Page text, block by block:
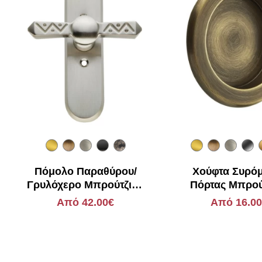
Πόμολο Παραθύρου/
Γρυλόχερο Μπρούτζινο
Zogometal 261
Από 42.00€
Χούφτα
Πόρτας
Zogometal
Από